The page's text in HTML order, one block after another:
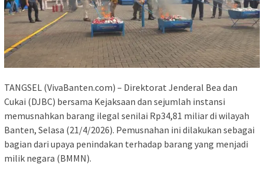
TANGSEL (VivaBanten.com) – Direktorat Jenderal Bea dan
Cukai (DJBC) bersama Kejaksaan dan sejumlah instansi
memusnahkan barang ilegal senilai Rp34,81 miliar di wilayah
Banten, Selasa (21/4/2026). Pemusnahan ini dilakukan sebagai
bagian dari upaya penindakan terhadap barang yang menjadi
milik negara (BMMN).